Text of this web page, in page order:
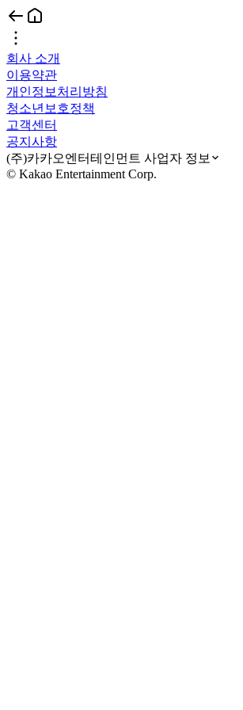
회사 소개
이용약관
개인정보처리방침
청소년보호정책
고객센터
공지사항
(주)카카오엔터테인먼트 사업자 정보
© Kakao Entertainment Corp.